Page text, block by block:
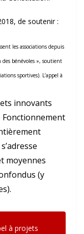
de soutenir :
les associations depuis
des bénévoles », soutient
sportives). L’appel à
innovants
Fonctionnement
moyennes
(y
à projets